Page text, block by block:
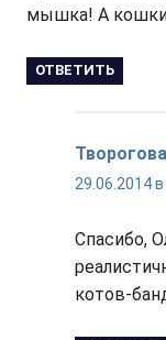
мышка! А кошки
ОТВЕТИТЬ
29.06.2014
Спасибо,
котов-